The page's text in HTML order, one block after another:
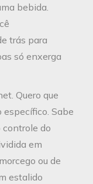
bebida.
trás para
só enxerga
Quero que
Sabe
controle do
em
ou de
estalido